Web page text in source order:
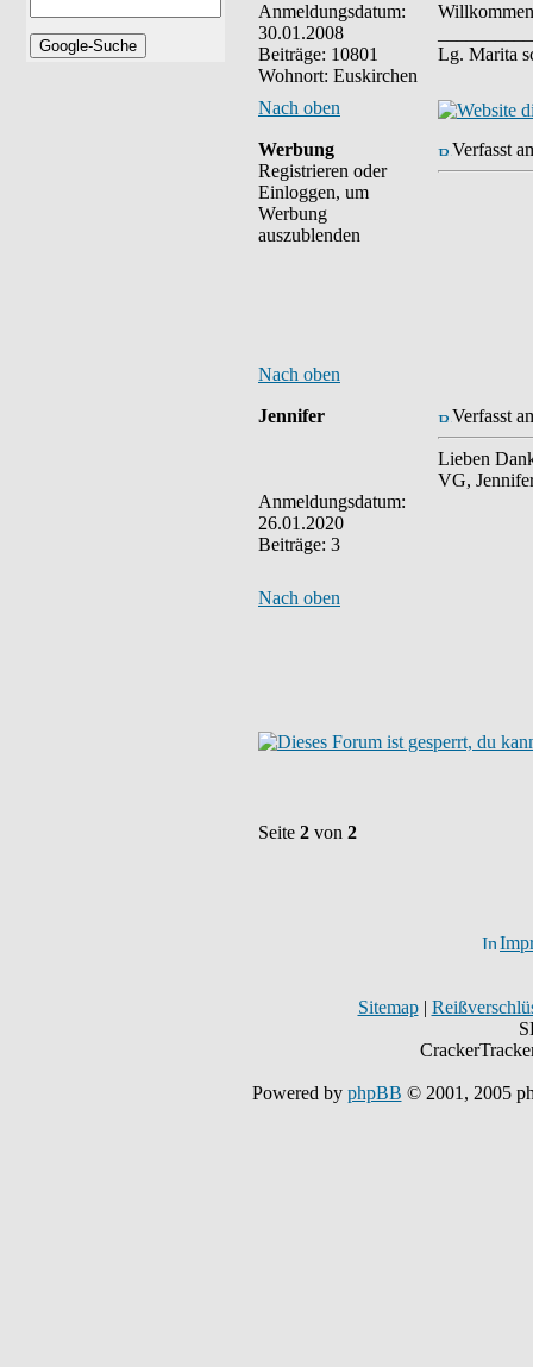
Anmeldungsdatum:
30.01.2008
Beiträge: 10801
Wohnort: Euskirchen
Lg. Marita
Nach oben
Werbung
Registrieren oder
Einloggen, um
Werbung
auszublenden
Verfasst
Nach oben
Jennifer
Anmeldungsdatum:
26.01.2020
Beiträge: 3
Verfasst
Lieben
VG,
Nach oben
Seite 2 von 2
Sitemap|
Powered by phpBB © 2001, 2005